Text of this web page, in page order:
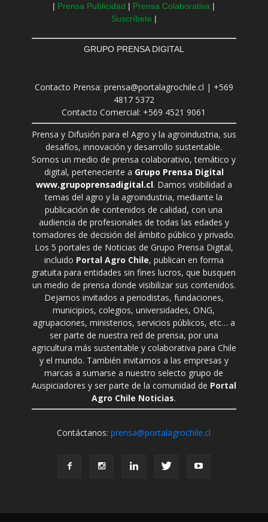
| Prensa Publicidad | Prensa Colaborativa |
Suscríbete |
GRUPO PRENSA DIGITAL
Contacto Prensa: prensa@portalagrochile.cl | +569
4817 5372
Contacto Comercial: +569 4521 9061
Prensa y Difusión para el Agro y la agroindustria, sus
desafíos, innovación y desarrollo sustentable.
Somos un medio de prensa colaborativo, temático y
digital, perteneciente a Grupo Prensa Digital
www.grupoprensadigital.cl. Damos visibilidad a
temas del agro y la agroindustria, mediante la
publicación de contenidos de calidad, con una
audiencia de profesionales de todas las edades y
tomadores de decisión del ámbito público y privado.
Los 5 portales de Noticias de Grupo Prensa Digital,
incluido Portal Agro Chile, publican en forma
gratuita para entidades sin fines lucros, que busquen
un medio de prensa donde visibilizar sus contenidos.
Dejamos invitados a periodistas, fundaciones,
municipios, colegios, universidades, ONG,
agrupaciones, ministerios, servicios públicos, etc… a
ser parte de nuestra red de prensa, por una
agricultura más sustentable y colaborativa para Chile
y el mundo. También invitamos a las empresas y
marcas a sumarse a nuestro selecto grupo de
Auspiciadores y ser parte de la comunidad de Portal
Agro Chile Noticias.
Contáctanos:prensa@portalagrochile.cl